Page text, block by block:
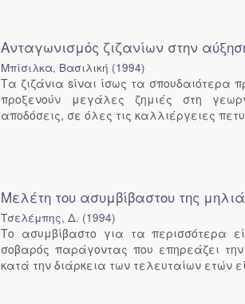
Ανταγωνισμός ζιζανίων στην
Μπίσιλκα, Βασιλική (1994)
Τα ζιζάνια sίναι ίσως τα
προξενούν μεγάλες ζημιές στη
αποδόσεις, σε όλες τις καλλιέργειες
Μελέτη του ασυμβίβαστου της
Τσελέμπης, Δ. (1994)
Το ασυμβίβαστο για τα περισσότερα
σοβαρός παράγοντας που επηρεάζει
κατά την διάρκεια των τελευταίων ετών